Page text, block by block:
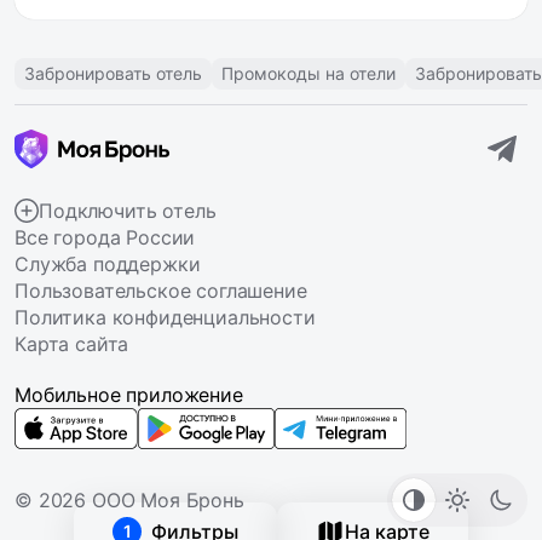
1 Фильтры На карте
Забронировать отель Промокоды на отели
Подключить отель
Все города России
Служба поддержки
Пользовательское соглашение
Политика конфиденциальности
Карта сайта
© 2026 ООО Моя Бронь
Мобильное приложение